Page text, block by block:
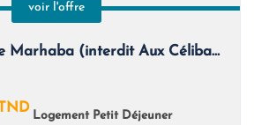
voir l'offre
Occidental Sousse Marhaba (interdit Aux Célibataires)
Logement Petit Déjeuner